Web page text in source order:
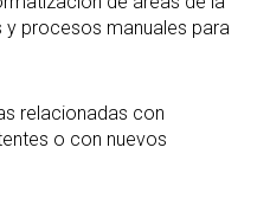
procesos manuales para
relacionadas con
o con nuevos